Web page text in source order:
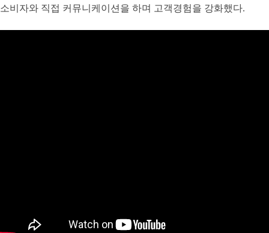
소비자와 직접 커뮤니케이션을 하며 고객경험을 강화했다.